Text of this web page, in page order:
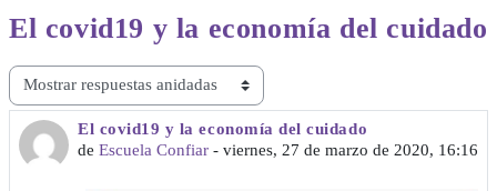
El covid19 y la economía del cuidado
Mostrar modo
El covid19 y la economía del cuidado
de Escuela Confiar - viernes, 27 de marzo de 2020, 16:16
Número de respuestas: 0